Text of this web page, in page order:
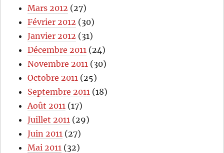
Mars 2012 (27)
Février 2012 (30)
Janvier 2012 (31)
Décembre 2011 (24)
Novembre 2011 (30)
Octobre 2011 (25)
Septembre 2011 (18)
Août 2011 (17)
Juillet 2011 (29)
Juin 2011 (27)
Mai 2011 (32)